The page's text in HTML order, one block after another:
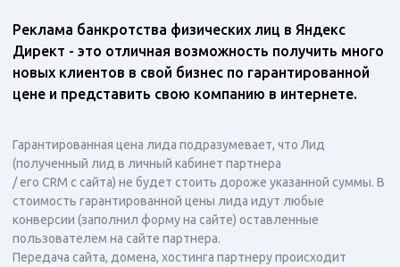
Реклама банкротства физических лиц в Яндекс
Директ - это отличная возможность получить много
новых клиентов в свой бизнес по гарантированной
цене и представить свою компанию в интернете.
Гарантированная цена лида подразумевает, что Лид
(полученный лид в личный кабинет партнера
/ его CRM с сайта) не будет стоить дороже указанной суммы. В
стоимость гарантированной цены лида идут любые
конверсии (заполнил форму на сайте) оставленные
пользователем на сайте партнера.
Передача сайта, домена, хостинга партнеру происходит